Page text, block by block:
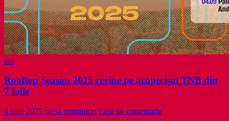
util
Rooftop Season 2025 revine pe acoperișul TNB din
7 iulie
4 iulie 2025 presa comunicat Lasă un comentariu